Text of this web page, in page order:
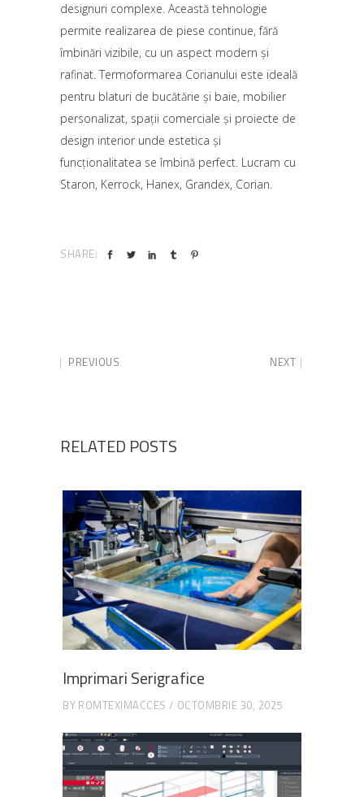
designuri complexe. Această tehnologie
permite realizarea de piese continue, fără
îmbinări vizibile, cu un aspect modern și
rafinat. Termoformarea Corianului este ideală
pentru blaturi de bucătărie și baie, mobilier
personalizat, spații comerciale și proiecte de
design interior unde estetica și
funcționalitatea se îmbină perfect. Lucram cu
Staron, Kerrock, Hanex, Grandex, Corian.
SHARE:
PREVIOUS NEXT
RELATED POSTS
Imprimari Serigrafice
BY ROMTEXIMACCES OCTOMBRIE 30, 2025